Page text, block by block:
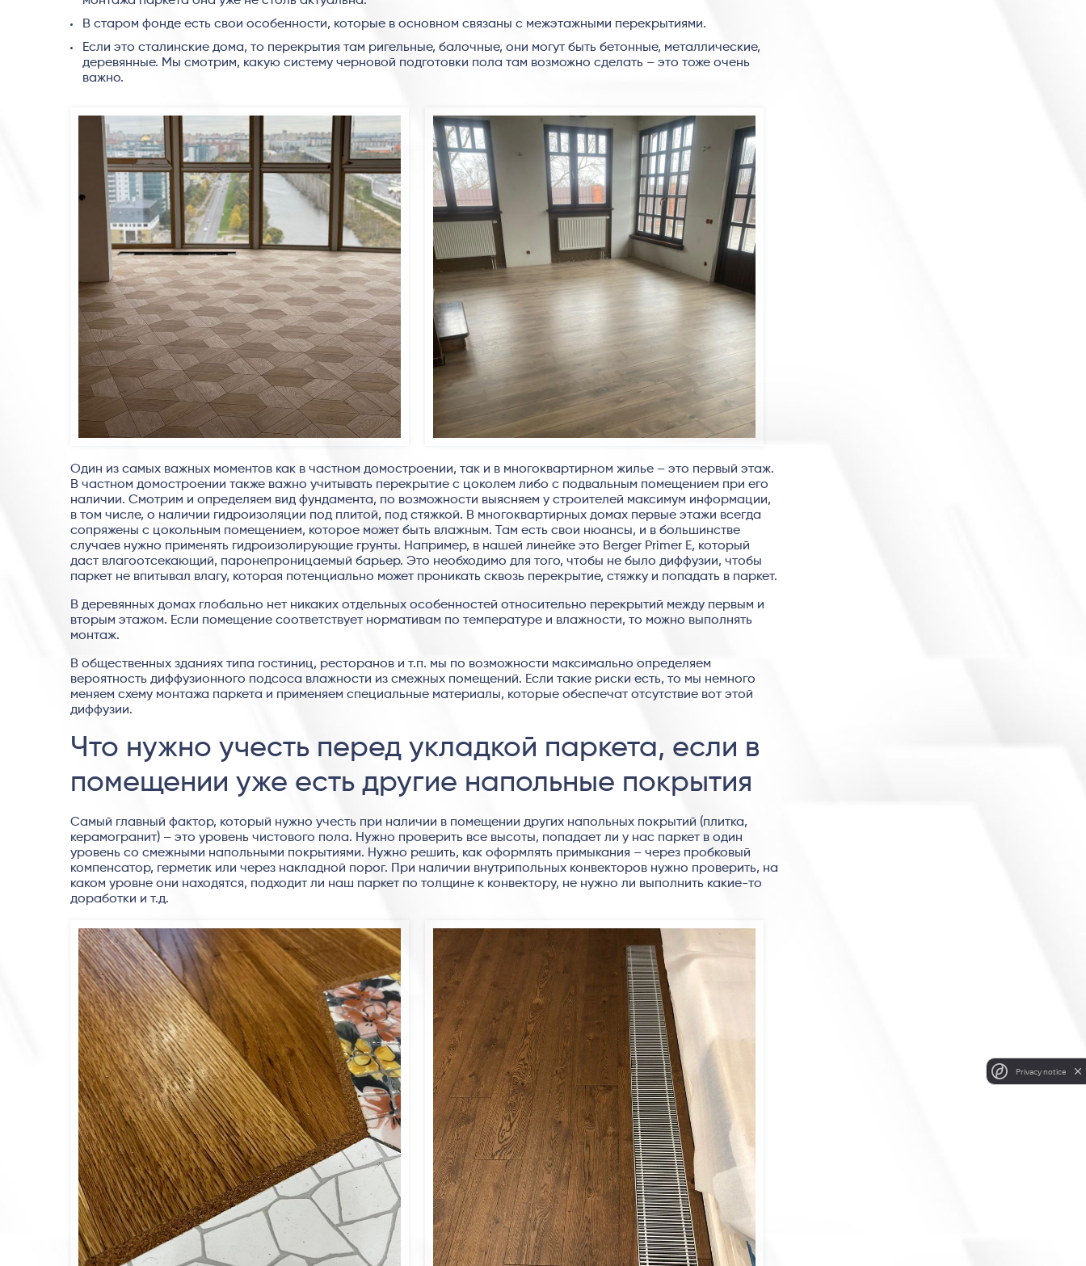
В старом фонде есть свои особенности, которые в основном связаны с межэтажными перекрытиями.
Если это сталинские дома, то перекрытия там ригельные, балочные, они могут быть бетонные, металлические,
деревянные. Мы смотрим, какую систему черновой подготовки пола там возможно сделать – это тоже очень
важно.
Один из самых важных моментов как в частном домостроении, так и в многоквартирном жилье – это первый этаж.
В частном домостроении также важно учитывать перекрытие с цоколем либо с подвальным помещением при его
наличии. Смотрим и определяем вид фундамента, по возможности выясняем у строителей максимум информации,
в том числе, о наличии гидроизоляции под плитой, под стяжкой. В многоквартирных домах первые этажи всегда
сопряжены с цокольным помещением, которое может быть влажным. Там есть свои нюансы, и в большинстве
случаев нужно применять гидроизолирующие грунты. Например, в нашей линейке это Berger Primer E, который
даст влагоотсекающий, паронепроницаемый барьер. Это необходимо для того, чтобы не было диффузии, чтобы
паркет не впитывал влагу, которая потенциально может проникать сквозь перекрытие, стяжку и попадать в паркет.
В деревянных домах глобально нет никаких отдельных особенностей относительно перекрытий между первым и
вторым этажом. Если помещение соответствует нормативам по температуре и влажности, то можно выполнять
монтаж.
В общественных зданиях типа гостиниц, ресторанов и т.п. мы по возможности максимально определяем
вероятность диффузионного подсоса влажности из смежных помещений. Если такие риски есть, то мы немного
меняем схему монтажа паркета и применяем специальные материалы, которые обеспечат отсутствие вот этой
диффузии.
Что нужно учесть перед укладкой паркета, если в
помещении уже есть другие напольные покрытия
Самый главный фактор, который нужно учесть при наличии в помещении других напольных покрытий (плитка,
керамогранит) – это уровень чистового пола. Нужно проверить все высоты, попадает ли у нас паркет в один
уровень со смежными напольными покрытиями. Нужно решить, как оформлять примыкания – через пробковый
компенсатор, герметик или через накладной порог. При наличии внутрипольных конвекторов нужно проверить, на
каком уровне они находятся, подходит ли наш паркет по толщине к конвектору, не нужно ли выполнить какие-то
доработки и т.д.
Privacy notice